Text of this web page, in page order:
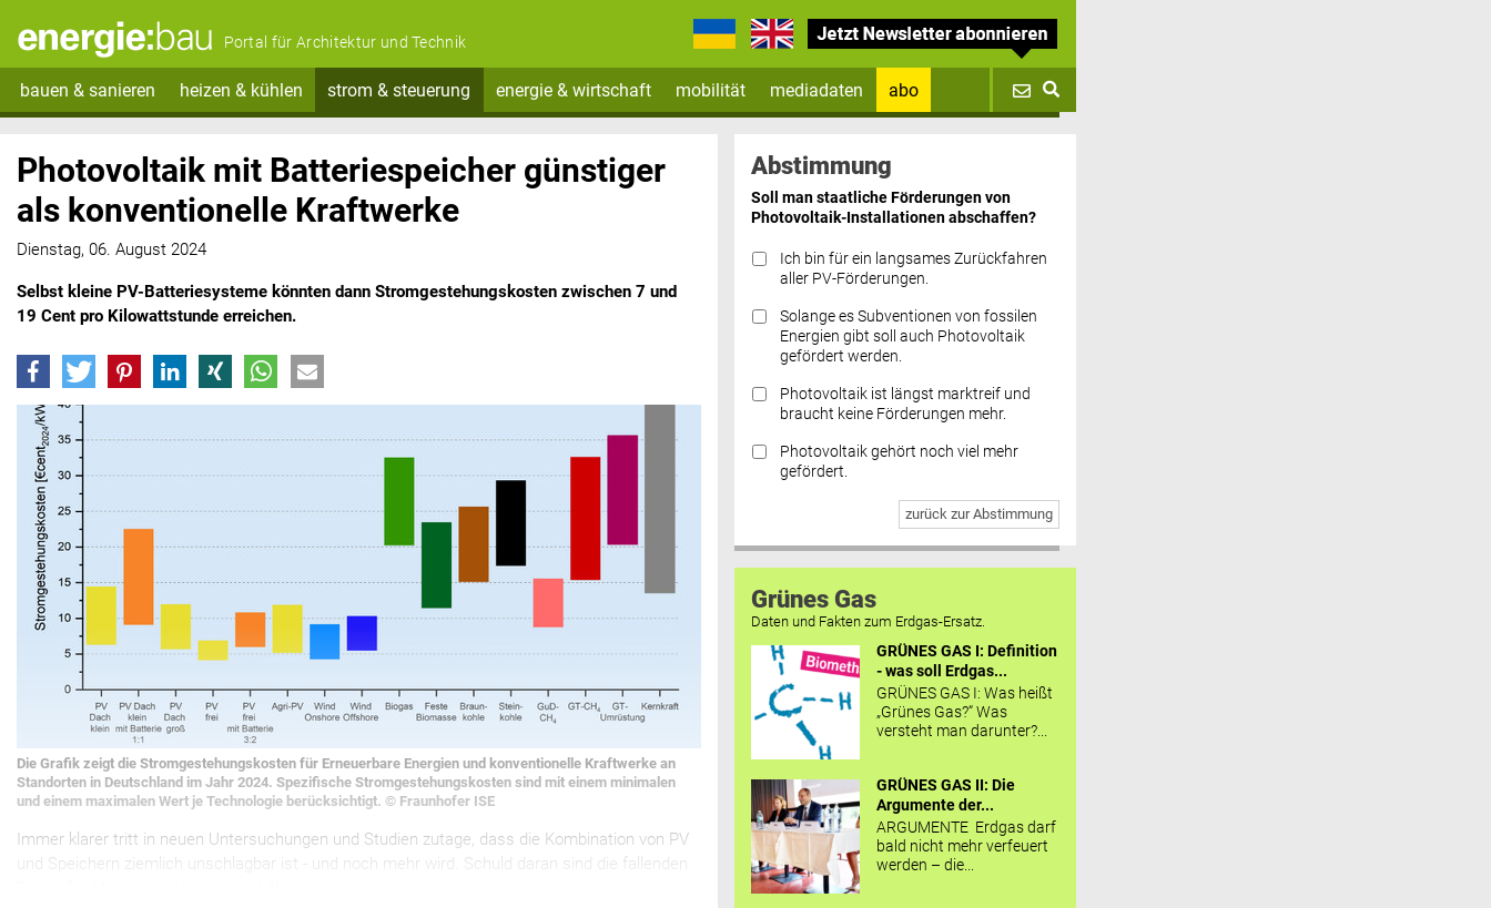
Portal für Architektur und Technik
bauen & sanieren heizen & kühlen strom & steuerung energie & wirtschaft mobilität mediadaten
abo
Datenschutz FAQs
Photovoltaik mit Batteriespeicher günstiger
als konventionelle Kraftwerke
Dienstag, 06. August 2024
Selbst kleine PV-Batteriesysteme könnten dann Stromgestehungskosten zwischen 7 und
19 Cent pro Kilowattstunde erreichen.
Die Grafik zeigt die Stromgestehungskosten für Erneuerbare Energien und konventionelle Kraftwerke an
Standorten in Deutschland im Jahr 2024. Spezifische Stromgestehungskosten sind mit einem minimalen
und einem maximalen Wert je Technologie berücksichtigt. © Fraunhofer ISE
Immer klarer tritt in neuen Untersuchungen und Studien zutage, dass die Kombination von PV
und Speichern ziemlich unschlagbar ist - und noch mehr wird. Schuld daran sind die fallenden
Abstimmung
Soll man staatliche Förderungen von
Photovoltaik-Installationen abschaffen?
Ich bin für ein langsames Zurückfahren
aller PV-Förderungen.
Solange es Subventionen von fossilen
Energien gibt soll auch Photovoltaik
gefördert werden.
Photovoltaik ist längst marktreif und
braucht keine Förderungen mehr.
Photovoltaik gehört noch viel mehr
gefördert.
zurück zur Abstimmung
Grünes Gas
Daten und Fakten zum Erdgas-Ersatz.
GRÜNES GAS I: Definition
- was soll Erdgas...
GRÜNES GAS I: Was heißt
„Grünes Gas?“ Was
versteht man darunter?...
GRÜNES GAS II: Die
Argumente der...
ARGUMENTE Erdgas darf
bald nicht mehr verfeuert
werden – die...